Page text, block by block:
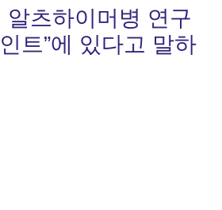
알츠하이머병 연구
트”에 있다고 말하